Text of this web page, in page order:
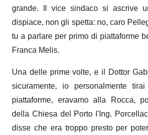
grande.
Il vice sindaco si ascrive
dispiace, non gli spetta: no, caro
tu a parlare per primo di piattaforme
Franca Melis.
Una delle prime volte, e il Dottor
sicuramente, io personalmente
piattaforme, eravamo alla Rocca,
della Chiesa del Porto l'Ing.
disse che era troppo presto per